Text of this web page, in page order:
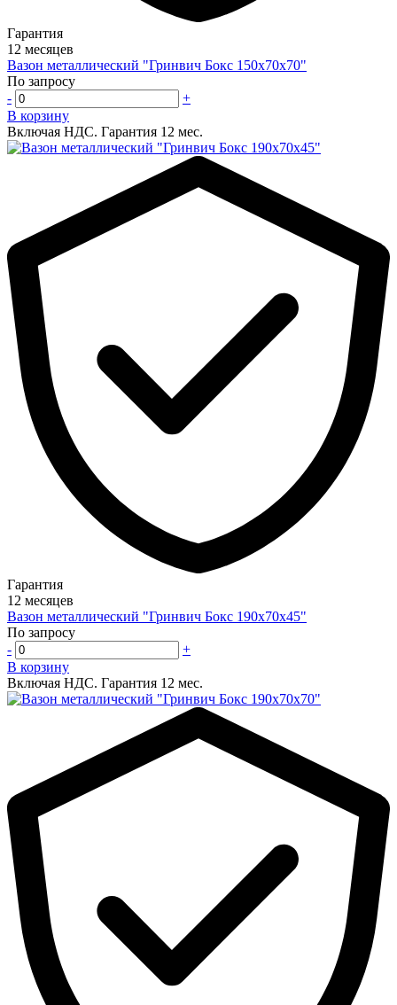
Гарантия
12 месяцев
Вазон металлический "Гринвич Бокс 150х70х70"
По запросу
-
+
В корзину
Включая НДС. Гарантия 12 мес.
Гарантия
12 месяцев
Вазон металлический "Гринвич Бокс 190х70х45"
По запросу
-
+
В корзину
Включая НДС. Гарантия 12 мес.